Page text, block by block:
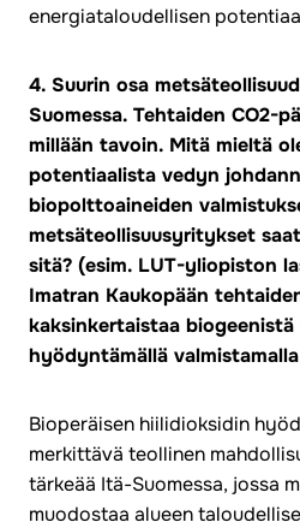
energiataloudellisen
4. Suurin osa
Suomessa. Tehtaiden CO2-
millään tavoin. Mitä mieltä
potentiaalista vedyn
biopolttoaineiden
metsäteollisuusyritykset
sitä? (esim. LUT-yliopiston
Imatran Kaukopään
kaksinkertaistaa
hyödyntämällä
Bioperäisen hiilidioksidin
merkittävä teollinen
tärkeää Itä-Suomessa, jossa
muodostaa alueen